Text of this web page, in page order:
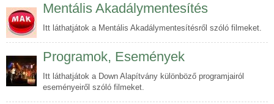
Mentális Akadálymentesítés
Itt láthatjátok a Mentális Akadálymentesítésről szóló filmeket.
Programok, Események
Itt láthatjátok a Down Alapítvány különböző programjairól
eseményeiről szóló filmeket.